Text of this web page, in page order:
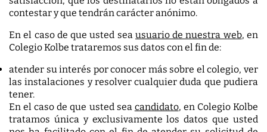
contestar y que tendrán carácter anónimo.
En el caso de que usted sea usuario de nuestra web, en
Colegio Kolbe trataremos sus datos con el fin de:
atender su interés por conocer más sobre el colegio, ver
las instalaciones y resolver cualquier duda que pudiera
tener.
En el caso de que usted sea candidato, en Colegio Kolbe
tratamos única y exclusivamente los datos que usted